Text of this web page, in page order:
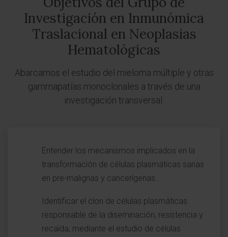
Investigación en Inmunómica
Traslacional en Neoplasias
Hematológicas
Abarcamos el estudio del mieloma múltiple y otras
gammapatías monoclonales a través de una
investigación transversal.
Entender los mecanismos implicados en la
transformación de células plasmáticas sanas
en pre-malignas y cancerígenas.
Identificar el clon de células plasmáticas
responsable de la diseminación, resistencia y
recaída, mediante el estudio de células